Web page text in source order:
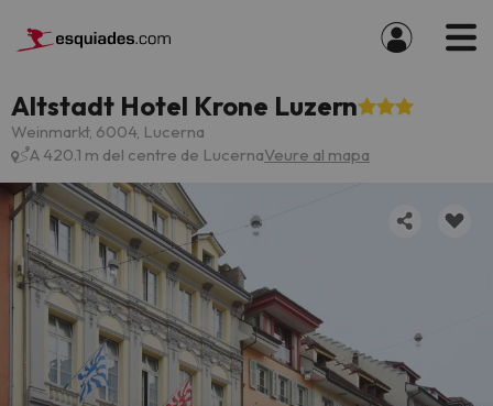
Altstadt Hotel Krone Luzern
Weinmarkt, 6004, Lucerna
A 420.1 m del centre de LucernaVeure al mapa